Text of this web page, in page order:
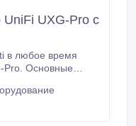
UXG-Pro с
в любое время
Pro. Основные
аварийного